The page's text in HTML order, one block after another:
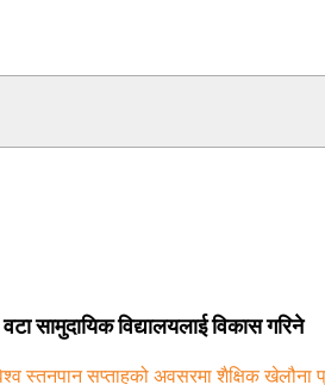
सामुदायिक विद्यालयलाई विकास गरिने